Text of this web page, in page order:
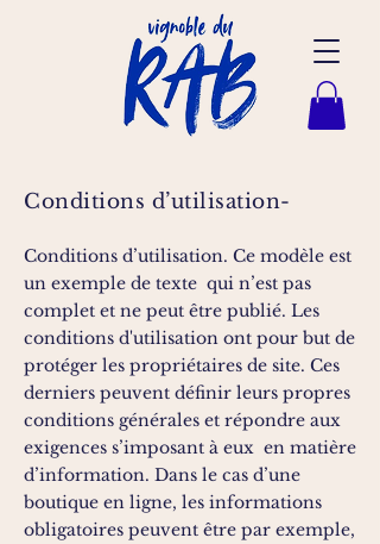
Conditions d’utilisation-
Conditions d’utilisation. Ce modèle est
un exemple de texte qui n’est pas
complet et ne peut être publié. Les
conditions d'utilisation ont pour but de
protéger les propriétaires de site. Ces
derniers peuvent définir leurs propres
conditions générales et répondre aux
exigences s’imposant à eux en matière
d’information. Dans le cas d’une
boutique en ligne, les informations
obligatoires peuvent être par exemple,